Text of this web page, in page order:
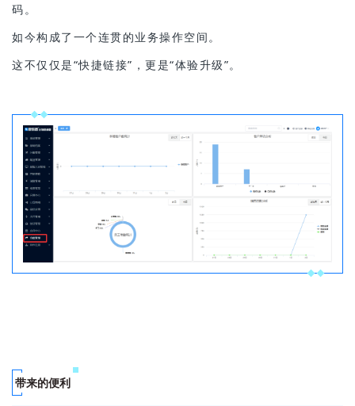
码。
如今构成了一个连贯的业务操作空间。
这不仅仅是“快捷链接”，更是“体验升级”。
带来的便利